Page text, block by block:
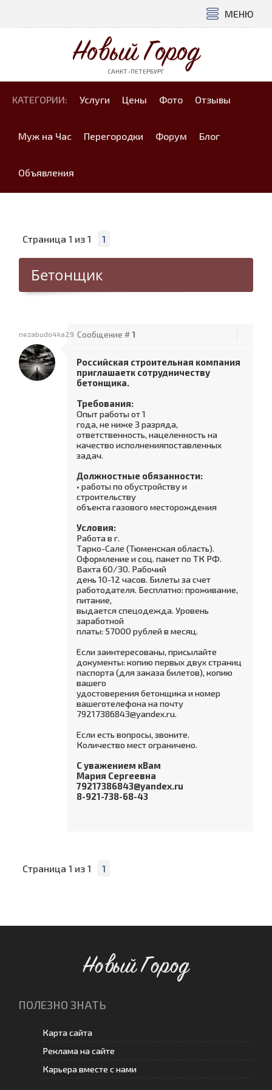
МЕНЮ
Новый Город
САНКТ-ПЕТЕРБУРГ
КАТЕГОРИИ: Услуги Цены Фото Отзывы
Муж на Час Перегородки Форум Блог
Объявления
Страница 1 из 1 1
Бетонщик
nezabudo4ka29 Сообщение #1
Российская строительная компания
приглашаетк сотрудничеству
бетонщика.
Требования:
Опыт работы от 1
года, не ниже 3 разряда,
ответственность, нацеленность на
качество исполненияпоставленных
задач.
Должностные обязанности:
• работы по обустройству и
строительству
объекта газового месторождения
Условия:
Работа в г.
Тарко-Сале (Тюменская область).
Оформление и соц. пакет по ТК РФ.
Вахта 60/30. Рабочий
день 10-12 часов. Билеты за счет
работодателя. Бесплатно: проживание,
питание,
выдается спецодежда. Уровень
заработной
платы: 57000 рублей в месяц.
Если заинтересованы, присылайте
документы: копию первых двух страниц
паспорта (для заказа билетов), копию
вашего
удостоверения бетонщика и номер
вашеготелефона на почту
79217386843@yandex.ru.
Если есть вопросы, звоните.
Количество мест ограничено.
С уважением кВам
Мария Сергеевна
79217386843@yandex.ru
8-921-738-68-43
Страница 1 из 1 1
Новый Город
ПОЛЕЗНО ЗНАТЬ
Карта сайта
Реклама на сайте
Карьера вместе с нами